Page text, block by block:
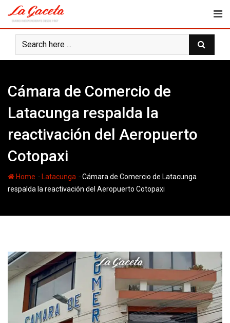
content
Cámara de Comercio de
Latacunga respalda la
reactivación del Aeropuerto
Cotopaxi
Home - Latacunga -Cámara de Comercio de Latacunga
respalda la reactivación del Aeropuerto Cotopaxi